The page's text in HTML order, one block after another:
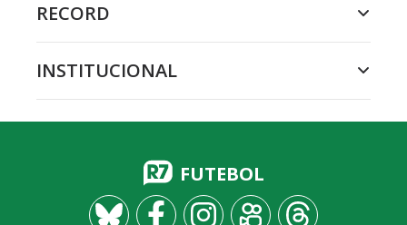
RECORD
INSTITUCIONAL
FUTEBOL